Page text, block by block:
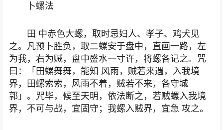
卜螺法
田 中赤色大螺，取时忌妇人、孝子、鸡犬见
之。凡预卜胜负，取二螺安于盘中，直画一路，左
为我，右为贼，盘中盛水一寸许，将螺各记之。咒
曰：「田螺舞舞，能知 风雨，贼若来遇，入我境
界，田螺索索，风雨不着，贼若不来，各守城
郭」。咒毕，候至天明，依法断之，若贼螺入我境
界，不可与战，宜固守；我螺入贼界，宜急 攻之。